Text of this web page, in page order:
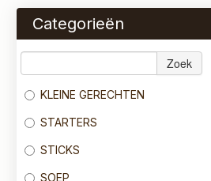
BESTELLEN
MENU
LOGIN
CONTACT
Categorieën
Zoek
KLEINE GERECHTEN
STARTERS
STICKS
SOEP